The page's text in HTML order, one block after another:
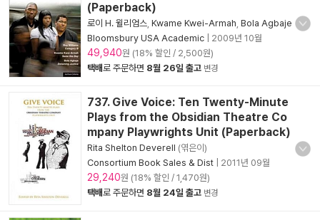
(Paperback)
로이 H. 윌리엄스 Kwame Kwei-Armah Bola Agbaje
Bloomsbury USA Academic
2009년 10월
49,940원 (18% 할인 / 2,500원)
택배로 주문하면 8월 26일 출고 변경
737. Give Voice: Ten Twenty-Minute
Plays from the Obsidian Theatre Co
mpany Playwrights Unit (Paperback)
Rita Shelton Deverell (엮은이)
Consortium Book Sales & Dist
2011년 09월
29,240원 (18% 할인 / 1,470원)
택배로 주문하면 8월 24일 출고 변경